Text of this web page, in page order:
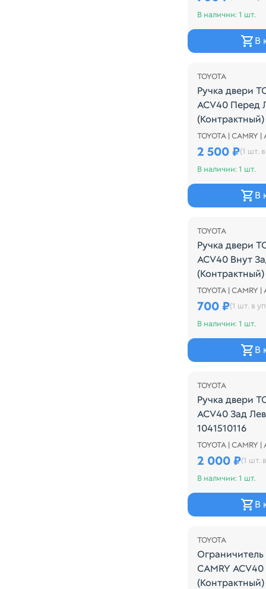
В наличии: 1 шт.
В
TOYOTA
Ручка двери
ACV40 Перед
Ручка двери
TOYOTA | CAMRY |
2 500 ₽(1 шт.
В наличии: 1 шт.
В
TOYOTA
Ручка двери
ACV40 Внут
(Контрактный)
Внутренняя
TOYOTA | CAMRY |
700 ₽(1 шт. в
В наличии: 1 шт.
В
TOYOTA
Ручка двери
ACV40 Зад
1041510116
Ручка двери
TOYOTA | CAMRY |
2 000 ₽(1 шт.
В наличии: 1 шт.
В
Распродажа
TOYOTA
Ограничитель
CAMRY
(Контрактный)